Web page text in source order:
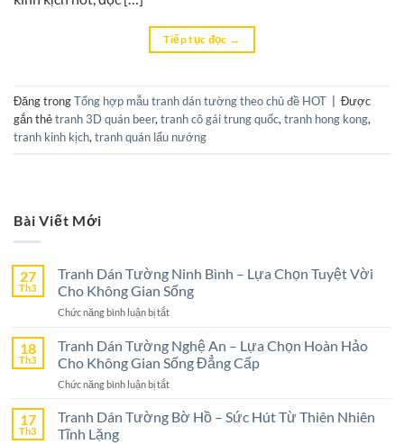
Tiếp tục đọc →
Đăng trongTổng hợp mẫu tranh dán tường theo chủ đề HOT
Được
gắn thẻtranh 3D quán beer, tranh cô gái trung quốc, tranh hong kong,
tranh kinh kịch, tranh quán lẩu nướng
Bài Viết Mới
27
Th3
Tranh Dán Tường Ninh Bình – Lựa Chọn Tuyệt Vời
Cho Không Gian Sống
Chức năng bình luận bị tắtở
Dán
Tường
Ninh
Bình
Lựa
18
Th3
Tranh Dán Tường Nghệ An – Lựa Chọn Hoàn Hảo
Cho Không Gian Sống Đẳng Cấp
Chức năng bình luận bị tắtở
Dán
17
Th3
Tranh Dán Tường Bờ Hồ – Sức Hút Từ Thiên Nhiên
Tĩnh Lặng